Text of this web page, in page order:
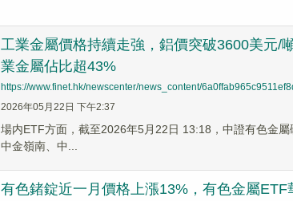
工業金屬價格持續走強，鋁價突破3600美元/
業金屬佔比超43%
https://www.finet.hk/newscenter/news_content/
2026年05月22日 下午2:37
場内ETF方面，截至2026年5月22日 13:18，中證有色金
中金嶺南、中...
有色鍺錠近一月價格上漲13%，有色金屬